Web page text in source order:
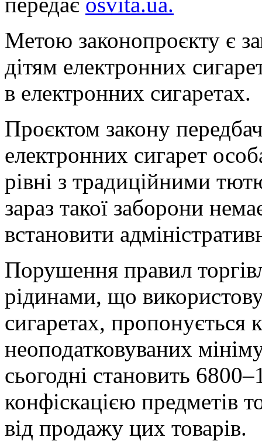
Метою законопроєкту є
дітям електронних
в електронних сигаретах.
Проєктом закону
електронних сигарет
рівні з традиційними
зараз такої заборони
встановити
Порушення правил
рідинами, що
сигаретах,
неоподатковуваних
сьогодні становить
конфіскацією предметів
від продажу цих товарів.